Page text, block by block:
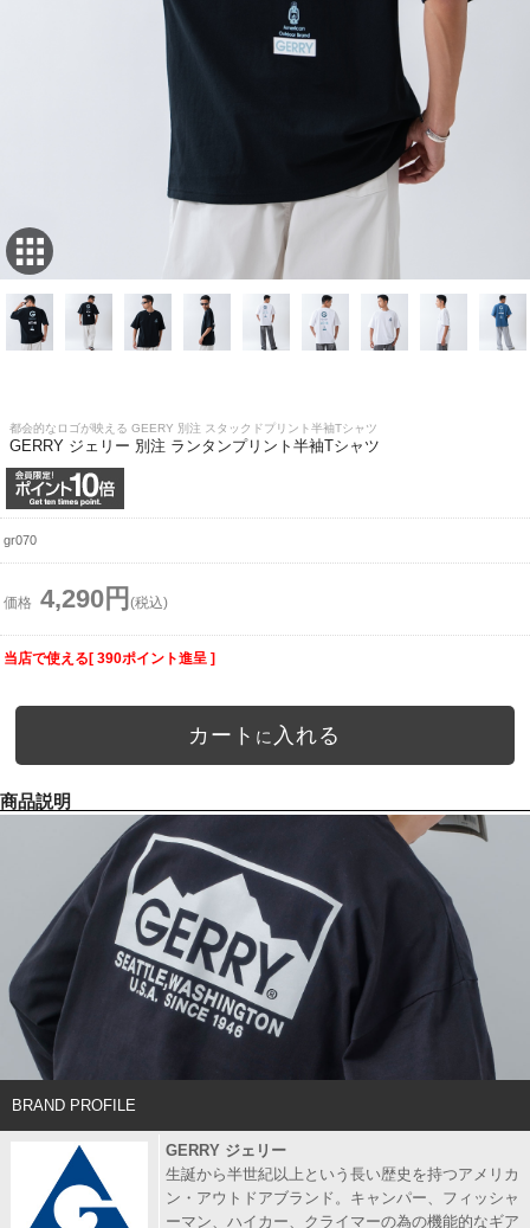
都会的なロゴが映える GEERY 別注 スタックドプリント半袖Tシャツ
GERRY ジェリー 別注 ランタンプリント半袖Tシャツ
gr070
価格 4,290円 (税込)
当店で使える[ 390ポイント進呈 ]
カート に 入れる
商品説明
BRAND PROFILE
GERRY ジェリー
生誕から半世紀以上という長い歴史を持つアメリカ
ン・アウトドアブランド。キャンパー、フィッシャ
ーマン、ハイカー、クライマーの為の機能的なギア